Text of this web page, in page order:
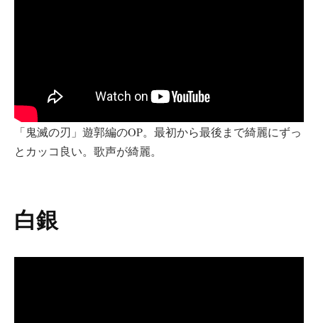
「鬼滅の刃」遊郭編のOP。最初から最後まで綺麗にずっ
とカッコ良い。歌声が綺麗。
白銀